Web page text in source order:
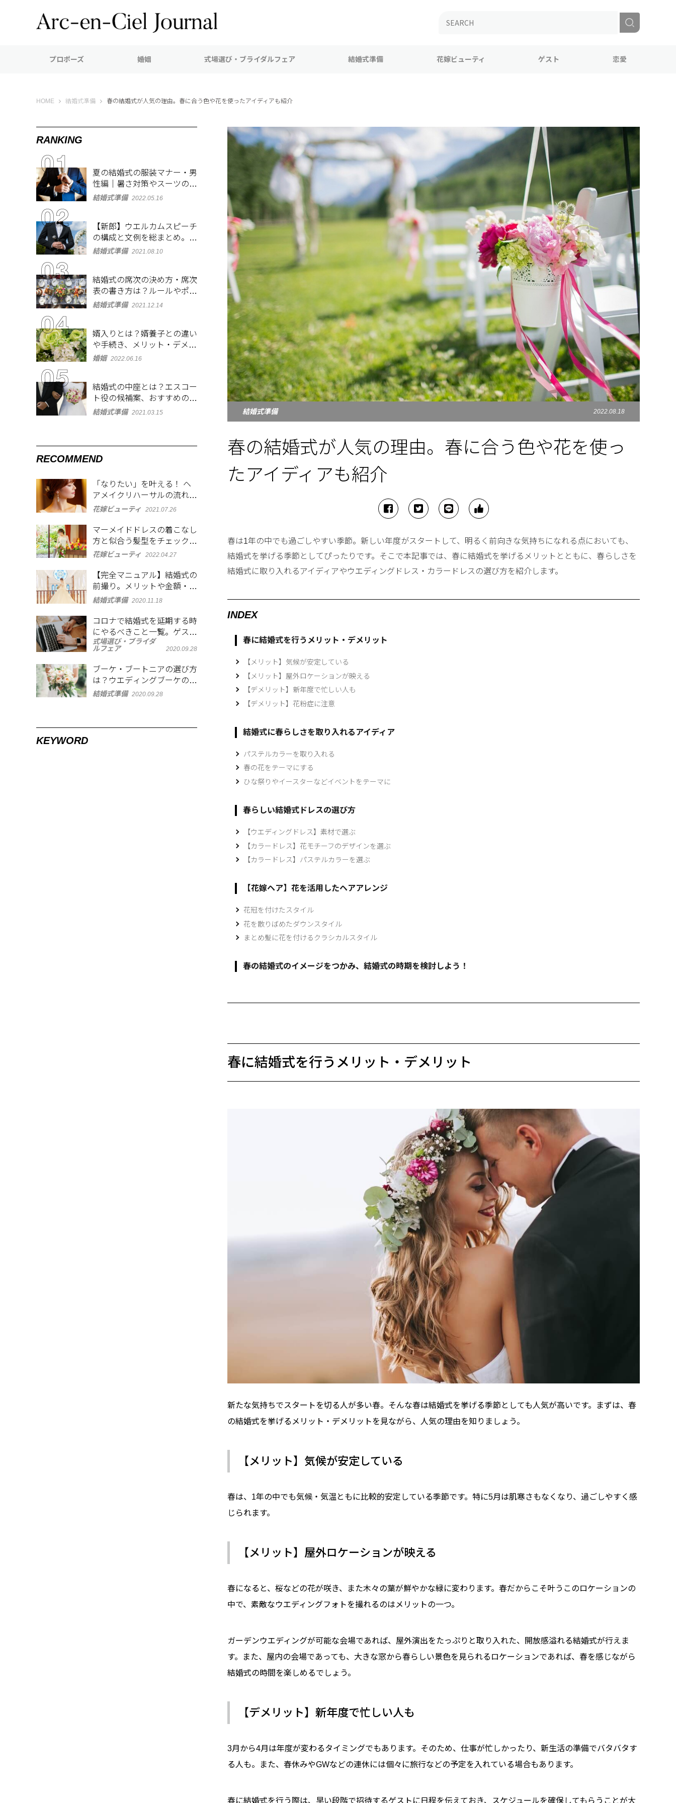
プロポーズ 婚姻 式場選び・ブライダルフェア 結婚式準備 花嫁ビューティ ゲスト 恋愛
HOME Arc-en-Ciel Journal（アルカンシエル ジャーナル）
結婚式準備 春の結婚式が人気の理由。春に合う色や花を使ったアイディアも紹介
結婚式準備 2022.08.18
春の結婚式が人気の理由。春に合う色や花を使っ
たアイディアも紹介
春は1年の中でも過ごしやすい季節。新しい年度がスタートして、明るく前向きな気持ちになれる点においても、
結婚式を挙げる季節としてぴったりです。そこで本記事では、春に結婚式を挙げるメリットとともに、春らしさを
結婚式に取り入れるアイディアやウエディングドレス・カラードレスの選び方を紹介します。
INDEX
春に結婚式を行うメリット・デメリット
【メリット】気候が安定している
【メリット】屋外ロケーションが映える
【デメリット】新年度で忙しい人も
【デメリット】花粉症に注意
結婚式に春らしさを取り入れるアイディア
パステルカラーを取り入れる
春の花をテーマにする
ひな祭りやイースターなどイベントをテーマに
春らしい結婚式ドレスの選び方
【ウエディングドレス】素材で選ぶ
【カラードレス】花モチーフのデザインを選ぶ
【カラードレス】パステルカラーを選ぶ
【花嫁ヘア】花を活用したヘアアレンジ
花冠を付けたスタイル
花を散りばめたダウンスタイル
まとめ髪に花を付けるクラシカルスタイル
春の結婚式のイメージをつかみ、結婚式の時期を検討しよう！
春に結婚式を行うメリット・デメリット
新たな気持ちでスタートを切る人が多い春。そんな春は結婚式を挙げる季節としても人気が高いです。まずは、春
の結婚式を挙げるメリット・デメリットを見ながら、人気の理由を知りましょう。
【メリット】気候が安定している
春は、1年の中でも気候・気温ともに比較的安定している季節です。特に5月は肌寒さもなくなり、過ごしやすく感
じられます。
【メリット】屋外ロケーションが映える
春になると、桜などの花が咲き、また木々の葉が鮮やかな緑に変わります。春だからこそ叶うこのロケーションの
中で、素敵なウエディングフォトを撮れるのはメリットの一つ。
ガーデンウエディングが可能な会場であれば、屋外演出をたっぷりと取り入れた、開放感溢れる結婚式が行えま
す。また、屋内の会場であっても、大きな窓から春らしい景色を見られるロケーションであれば、春を感じながら
結婚式の時間を楽しめるでしょう。
【デメリット】新年度で忙しい人も
3月から4月は年度が変わるタイミングでもあります。そのため、仕事が忙しかったり、新生活の準備でバタバタす
る人も。また、春休みやGWなどの連休には個々に旅行などの予定を入れている場合もあります。
春に結婚式を行う際は、早い段階で招待するゲストに日程を伝えておき、スケジュールを確保してもらうことが大
RANKING
夏の結婚式の服装マナー・男
性編｜暑さ対策やスーツのお
しゃれな着こなしも紹介
結婚式準備 2022.05.16
【新郎】ウエルカムスピーチ
の構成と文例を総まとめ。緊
張しないコツも紹介
結婚式準備 2021.08.10
結婚式の席次の決め方・席次
表の書き方は？ルールやポイ
ントをチェック
結婚式準備 2021.12.14
婿入りとは？婿養子との違い
や手続き、メリット・デメリ
ットを紹介
婚姻 2022.06.16
結婚式の中座とは？エスコー
ト役の候補案、おすすめの演
出やBGMも紹介
結婚式準備 2021.03.15
RECOMMEND
「なりたい」を叶える！ ヘ
アメイクリハーサルの流れと
必須アイテムとは？
花嫁ビューティ 2021.07.26
マーメイドドレスの着こなし
方と似合う髪型をチェック！
大人の魅力を演出
花嫁ビューティ 2022.04.27
【完全マニュアル】結婚式の
前撮り。メリットや金額・衣
裳の選び方など徹底解説
結婚式準備 2020.11.18
コロナで結婚式を延期する時
にやるべきこと一覧。ゲスト
への連絡方法も紹介
式場選び・ブライダ
ルフェア
2020.09.28
ブーケ・ブートニアの選び方
は？ウエディングブーケの形
や使われる花の種類と花言葉
結婚式準備 2020.09.28
KEYWORD